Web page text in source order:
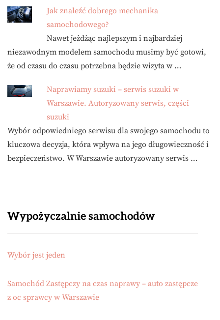
Jak znaleźć dobrego mechanika
samochodowego?
Nawet jeżdżąc najlepszym i najbardziej
niezawodnym modelem samochodu musimy być gotowi,
że od czasu do czasu potrzebna będzie wizyta w …
Naprawiamy suzuki – serwis suzuki w
Warszawie. Autoryzowany serwis, części
suzuki
Wybór odpowiedniego serwisu dla swojego samochodu to
kluczowa decyzja, która wpływa na jego długowieczność i
bezpieczeństwo. W Warszawie autoryzowany serwis …
Wypożyczalnie samochodów
Wybór jest jeden
Samochód Zastępczy na czas naprawy – auto zastępcze
z oc sprawcy w Warszawie